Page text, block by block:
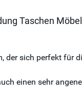
Taschen
der sich perfekt für
einen sehr